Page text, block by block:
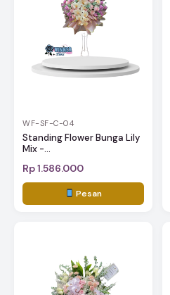
WF-SF-C-04
Standing Flower Bunga Lily
Mix -...
Rp 1.586.000
Pesan